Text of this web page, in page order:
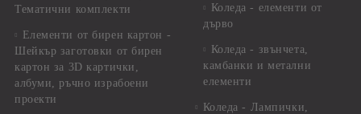
Тематични комплекти
Елементи от бирен картон -
Шейкър заготовки от бирен
картон за 3D картички,
албуми, ръчно израбоени
проекти
Коледа - елементи от
дърво
Коледа - звънчета,
камбанки и метални
елементи
Коледа - Лампички,